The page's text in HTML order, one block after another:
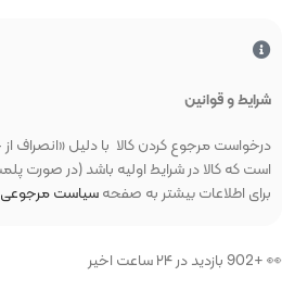
شرایط و قوانین
درخواست مرجوع کردن کالا با دلیل «انصراف از
است که کالا در شرایط اولیه باشد (در صورت
برای اطلاعات بیشتر به صفحهسیاست
👀 +902 بازدید در ۲۴ ساعت اخیر